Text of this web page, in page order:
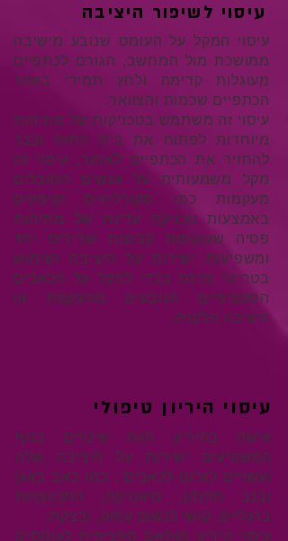
עיסוי לשיפור היציבה
עיסוי המקל על העומס שנובע מישיבה
ממושכת מול המחשב, הגורם לכתפיים
מעוגלות קדימה ולחץ תמידי באזור
הכתפיים שכמות והצוואר.
עיסוי זה משתמש בטכניקות של מתיחות
מיוחדות לפתוח את בית החזה ובכך
להחזיר את הכתפיים לאחור, עיסוי זה
מקל משמעותית על אנשים הסובלים
מעקמות כמו סקורליוזיס וקיפוזיס
באמצעות טכניקה עדינה של מתיחות
פסיה שעוטפות קבוצות שרירים יחד
ומשפיעות ישירות על היציבה ושימוש
בטריגר פוינט בכדי להקל על הכאבים
הספציפיים הנובעים מהעקמת או
היציבה הלקויה.
עיסוי היריון טיפולי
אישה בהיריון חווה שינויים בגוף
המשפיעים ישירות על היציבה שלה
ועשויים לגרום לכאבים , כמו כאב באגן
ובגב תחתון, סיאטיקה, התכווצויות
ברגליים, קושי לנשום עמוק, ובצקת.
עיסוי היריון מותאם ספציפית לעומסים